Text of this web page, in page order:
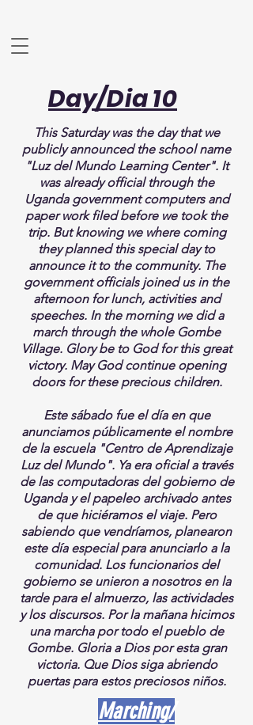
Day/Dia 10
This Saturday was the day that we
publicly announced the school name
"Luz del Mundo Learning Center". It
was already official through the
Uganda governmentcomputers and
paper work filed before we took the
trip. Butknowingwe where coming
they planned this special day to
announce it to the community. The
government officialsjoined us in the
afternoon for lunch, activities and
speeches. In the morning we did a
march through the whole Gombe
Village. Glory be to God for this great
victory. May God continue opening
doors for these precious children.
Este sábado fue el día en que
anunciamos públicamente el nombre
de la escuela "Centro de Aprendizaje
Luz del Mundo". Ya era oficial a través
de las computadoras del gobierno de
Uganda y el papeleo archivado antes
de que hiciéramos el viaje. Pero
sabiendo que vendríamos, planearon
este día especial para anunciarlo a la
comunidad. Los funcionarios del
gobierno se unieron a nosotros en la
tarde para el almuerzo, las actividades
y los discursos. Por la mañana hicimos
una marcha por todo el pueblo de
Gombe. Gloria a Dios por esta gran
victoria. Que Dios siga abriendo
puertas para estos preciosos niños.
Marching/